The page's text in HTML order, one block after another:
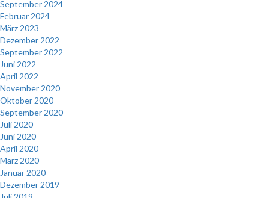
September 2024
Februar 2024
März 2023
Dezember 2022
September 2022
Juni 2022
April 2022
November 2020
Oktober 2020
September 2020
Juli 2020
Juni 2020
April 2020
März 2020
Januar 2020
Dezember 2019